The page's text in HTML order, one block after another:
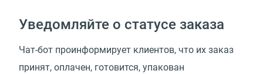
Уведомляйте о статусе заказа
Чат-бот проинформирует клиентов, что их заказ
принят, оплачен, готовится, упакован